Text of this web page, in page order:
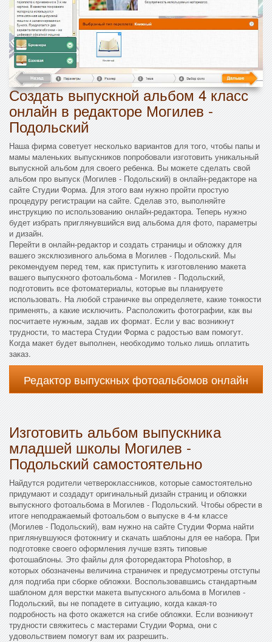
Создать выпускной альбом 4 класс
онлайн в редакторе Могилев -
Подольский
Наша фирма советует несколько вариантов для того, чтобы папы и
мамы маленьких выпускников попробовали изготовить уникальный
выпускной альбом для своего ребенка. Вы можете сделать свой
альбом про выпуск (Могилев - Подольский) в онлайн-редакторе на
сайте Студии Форма. Для этого вам нужно пройти простую
процедуру регистрации на сайте. Сделав это, выполняйте
инструкцию по использованию онлайн-редактора. Теперь нужно
будет избрать приглянувшийся вид альбома для фото, параметры
и дизайн.
Перейти в онлайн-редактор и создать страницы и обложку для
вашего эксклюзивного альбома в Могилев - Подольский. Мы
рекомендуем перед тем, как приступить к изготовлению макета
вашего выпускного фотоальбома - Могилев - Подольский,
подготовить все фотоматериалы, которые вы планируете
использовать. На любой страничке вы определяете, какие тонкости
применять, а какие исключить. Расположить фотографии, как вы
посчитаете нужным, задав их формат. Если у вас возникнут
трудности, то мастера Студии Форма с радостью вам помогут.
Когда макет будет выполнен, необходимо только лишь оплатить
заказ.
Редактор выпускных фотоальбомов онлайн
Изготовить альбом выпускника
младшей школы Могилев -
Подольский самостоятельно
Найдутся родители четвероклассников, которые самостоятельно
придумают и создадут оригинальный дизайн страниц и обложки
выпускного фотоальбома в Могилев - Подольский. Чтобы обрести в
итоге неподражаемый фотоальбом о выпуске в 4-м классе
(Могилев - Подольский), вам нужно на сайте Студии Форма найти
приглянувшуюся фотокнигу и скачать шаблоны для ее набора. При
подготовке своего оформления лучше взять типовые
фотошаблоны. Это файлы для фоторедактора Photoshop, в
которых обозначены величина страничек и предусмотрены отступы
для подгиба при сборке обложки. Воспользовавшись стандартным
шаблоном для верстки макета выпускного альбома в Могилев -
Подольский, вы не попадете в ситуацию, когда какая-то
подробность на фото окажется на сгибе обложки. Если возникнут
трудности свяжитесь с мастерами Студии Форма, они с
удовольствием помогут вам их разрешить.